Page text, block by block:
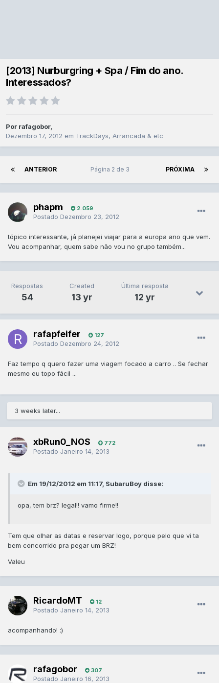
[2013] Nurburgring + Spa / Fim do ano.
Interessados?
Por rafagobor,
Dezembro 17, 2012 em TrackDays, Arrancada & etc
ANTERIOR PRÓXIMA
Página 2 de 3
phapm 2.059
Postado Dezembro 23, 2012
tópico interessante, já planejei viajar para a europa ano que vem.
Vou acompanhar, quem sabe não vou no grupo também...
Respostas
54
Created
13 yr
Última resposta
12 yr
rafapfeifer 127
Postado Dezembro 24, 2012
Faz tempo q quero fazer uma viagem focado a carro .. Se fechar
mesmo eu topo fácil ...
3 weeks later...
xbRun0_NOS 772
Postado Janeiro 14, 2013
Em 19/12/2012 em 11:17, SubaruBoy disse:
opa, tem brz? legal!! vamo firme!!
Tem que olhar as datas e reservar logo, porque pelo que vi ta
bem concorrido pra pegar um BRZ!
Valeu
RicardoMT 12
Postado Janeiro 14, 2013
acompanhando! :)
rafagobor 307
Postado Janeiro 16, 2013